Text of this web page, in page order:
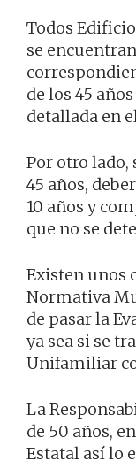
Todos
se
de los 45
detallada en
Por otro lado,
45 años,
10 años y
que no se
Existen unos
Normativa
de pasar la
ya sea si se
Unifamiliar
La
de 50 años,
Estatal así lo